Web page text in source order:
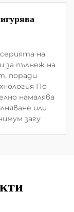
на
за пълнеж на
поради
По
намалява
или
загу